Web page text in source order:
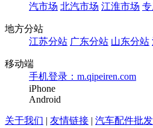
汽市场 北汽市场 江淮市场
地方分站
江苏分站 广东分站 山东分站
移动端
手机登录：m.qipeiren.com
iPhone
Android
关于我们 | 友情链接 | 汽车配件批发